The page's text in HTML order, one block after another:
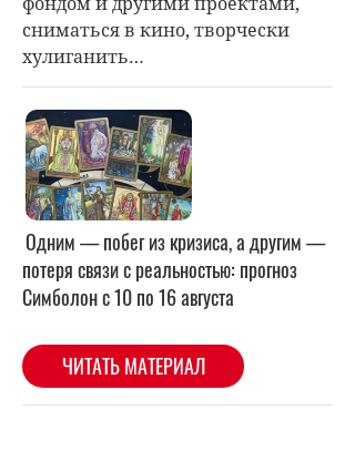
сниматься в кино, творчески
хулиганить…